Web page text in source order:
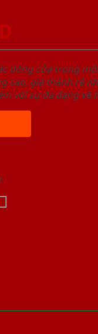
dòng cửa trong
giá thành rẻ
với sự đa dạng